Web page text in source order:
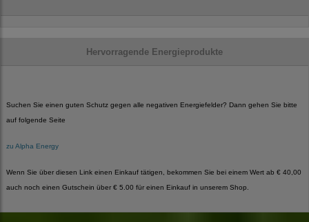
Hervorragende Energieprodukte
Suchen Sie einen guten Schutz gegen alle negativen Energiefelder? Dann gehen Sie bitte
auf folgende Seite
zu Alpha Energy
Wenn Sie über diesen Link einen Einkauf tätigen, bekommen Sie bei einem Wert ab € 40,00
auch noch einen Gutschein über € 5.00 für einen Einkauf in unserem Shop.